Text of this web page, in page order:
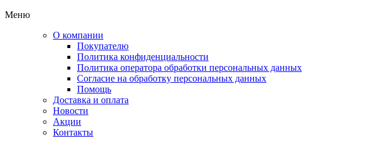
Меню
О компании
Покупателю
Политика конфиденциальности
Политика оператора обработки персональных данных
Согласие на обработку персональных данных
Помощь
Доставка и оплата
Новости
Акции
Контакты